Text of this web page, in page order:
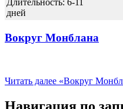
Длительность: 6-11
дней
Вокруг Монблана
Читать далее «Вокруг
Навигация по